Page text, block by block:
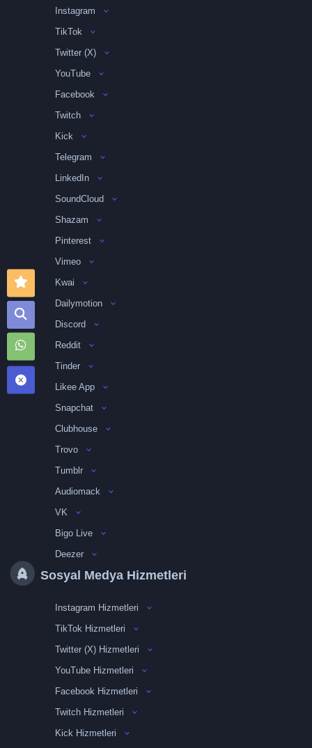
Instagram
TikTok
Twitter (X)
YouTube
Facebook
Twitch
Kick
Telegram
LinkedIn
SoundCloud
Shazam
Pinterest
Vimeo
Kwai
Dailymotion
Discord
Reddit
Tinder
Likee App
Snapchat
Clubhouse
Trovo
Tumblr
Audiomack
VK
Bigo Live
Deezer
Sosyal Medya Hizmetleri
Instagram Hizmetleri
TikTok Hizmetleri
Twitter (X) Hizmetleri
YouTube Hizmetleri
Facebook Hizmetleri
Twitch Hizmetleri
Kick Hizmetleri